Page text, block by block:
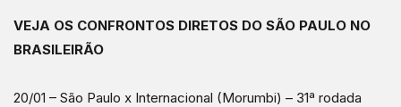
VEJA OS CONFRONTOS DIRETOS DO SÃO PAULO NO
BRASILEIRÃO
20/01 – São Paulo x Internacional (Morumbi) – 31ª rodada